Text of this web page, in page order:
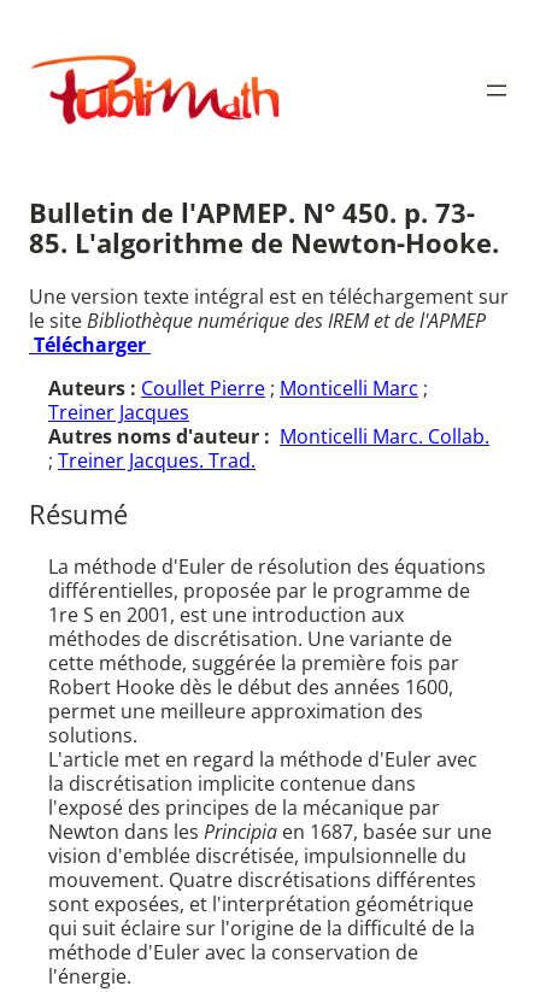
contenu
Publimath
Bulletin de l'APMEP. N° 450. p. 73-
85. L'algorithme de Newton-Hooke.
Une version texte intégral est en téléchargement sur
le siteBibliothèque numérique des IREM et de l'APMEP
Télécharger
Auteurs : Coullet Pierre ; Monticelli Marc ;
Treiner Jacques
Autres noms d'auteur : Monticelli Marc. Collab.
; Treiner Jacques. Trad.
Résumé
La méthode d'Euler de résolution des équations
différentielles, proposée par le programme de
1re S en 2001, est une introduction aux
méthodes de discrétisation. Une variante de
cette méthode, suggérée la première fois par
Robert Hooke dès le début des années 1600,
permet une meilleure approximation des
solutions.
L'article met en regard la méthode d'Euler avec
la discrétisation implicite contenue dans
l'exposé des principes de la mécanique par
Newton dans les Principia en 1687, basée sur une
vision d'emblée discrétisée, impulsionnelle du
mouvement. Quatre discrétisations différentes
sont exposées, et l'interprétation géométrique
qui suit éclaire sur l'origine de la difficulté de la
méthode d'Euler avec la conservation de
l'énergie.